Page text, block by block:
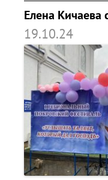
Елена Кичаева
19.10.24